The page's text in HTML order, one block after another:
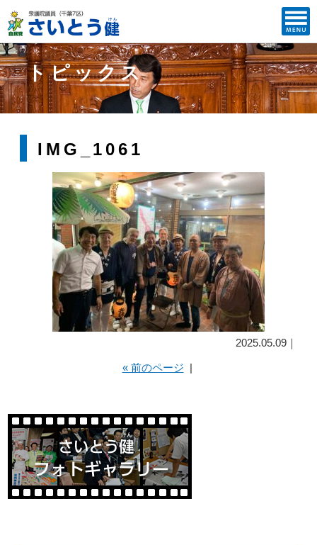
トピックス
IMG_1061
2025.05.09｜
« 前のページ |